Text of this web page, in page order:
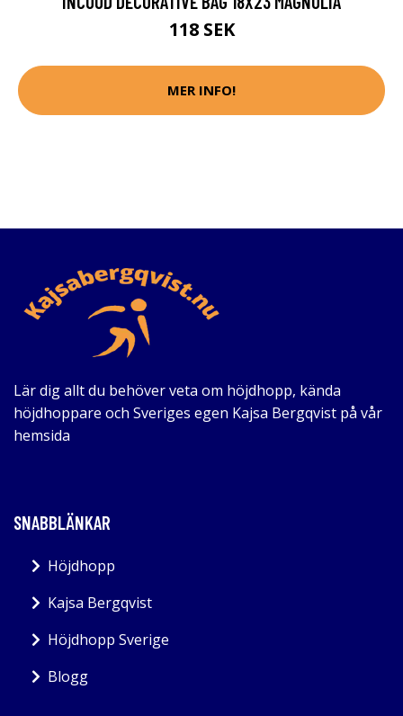
118 SEK
MER INFO!
Lär dig allt du behöver veta om höjdhopp, kända
höjdhoppare och Sveriges egen Kajsa Bergqvist på vår
hemsida
SNABBLÄNKAR
Höjdhopp
Kajsa Bergqvist
Höjdhopp Sverige
Blogg